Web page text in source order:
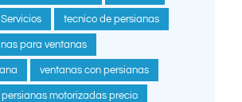
Servicios tecnico de persianas
para ventanas
ventanas con persianas
motorizadas precio